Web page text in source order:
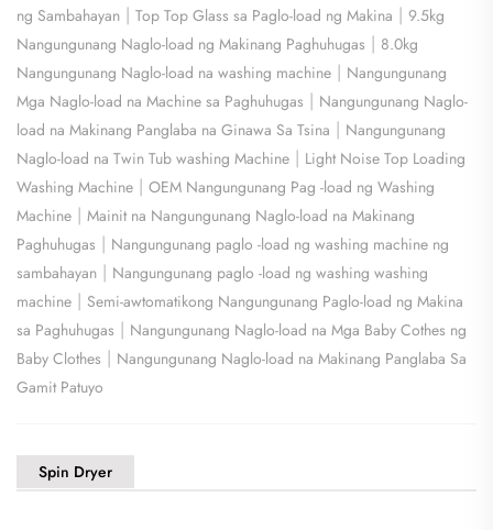
ng Sambahayan | Top Top Glass sa Paglo-load ng Makina | 9.5kg
Nangungunang Naglo-load ng Makinang Paghuhugas | 8.0kg
Nangungunang Naglo-load na washing machine | Nangungunang
Mga Naglo-load na Machine sa Paghuhugas | Nangungunang Naglo-
load na Makinang Panglaba na Ginawa Sa Tsina | Nangungunang
Naglo-load na Twin Tub washing Machine | Light Noise Top Loading
Washing Machine | OEM Nangungunang Pag -load ng Washing
Machine | Mainit na Nangungunang Naglo-load na Makinang
Paghuhugas | Nangungunang paglo -load ng washing machine ng
sambahayan | Nangungunang paglo -load ng washing washing
machine | Semi-awtomatikong Nangungunang Paglo-load ng Makina
sa Paghuhugas | Nangungunang Naglo-load na Mga Baby Cothes ng
Baby Clothes | Nangungunang Naglo-load na Makinang Panglaba Sa
Gamit Patuyo
Spin Dryer